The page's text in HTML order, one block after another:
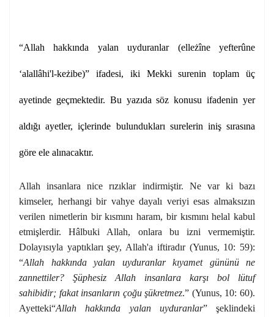
“Allah hakkında yalan uyduranlar (elleżîne yefterûne
‘alallâhi'l-keżibe)” ifadesi, iki Mekki surenin toplam üç
ayetinde geçmektedir. Bu yazıda söz konusu ifadenin yer
aldığı ayetler, içlerinde bulundukları surelerin iniş sırasına
göre ele alınacaktır.
Allah insanlara nice rızıklar indirmiştir. Ne var ki bazı
kimseler, herhangi bir vahye dayalı veriyi esas almaksızın
verilen nimetlerin bir kısmını haram, bir kısmını helal kabul
etmişlerdir. Hâlbuki Allah, onlara bu izni vermemiştir.
Dolayısıyla yaptıkları şey, Allah'a iftiradır (Yunus, 10: 59):
“Allah hakkında yalan uyduranlar kıyamet gününü ne
zannettiler? Şüphesiz Allah insanlara karşı bol lütuf
sahibidir; fakat insanların çoğu şükretmez.” (Yunus, 10: 60).
Ayetteki“Allah hakkında yalan uyduranlar” şeklindeki